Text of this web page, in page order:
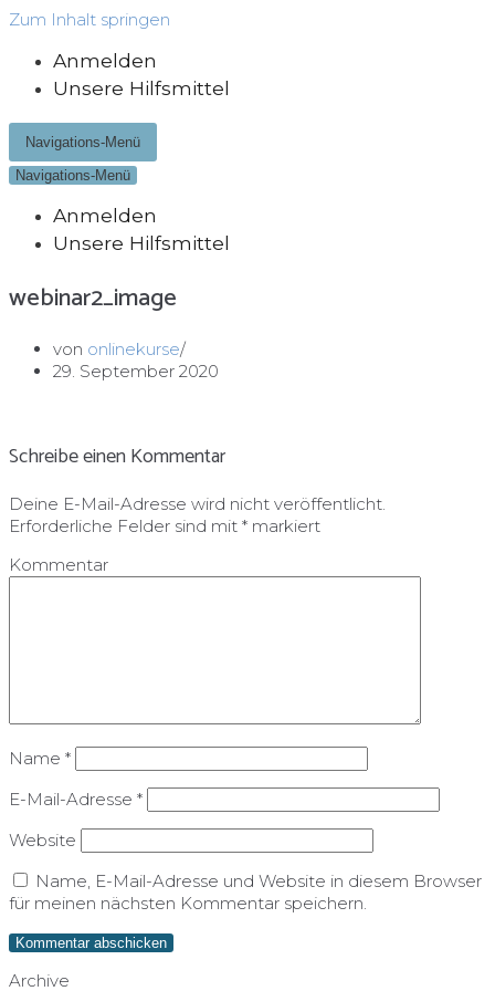
Zum Inhalt springen
Anmelden
Unsere Hilfsmittel
Navigations-Menü
Navigations-Menü
Anmelden
Unsere Hilfsmittel
webinar2_image
von onlinekurse
29. September 2020
Schreibe einen Kommentar
Deine E-Mail-Adresse wird nicht veröffentlicht.
Erforderliche Felder sind mit * markiert
Kommentar
Name *
E-Mail-Adresse *
Website
Name, E-Mail-Adresse und Website in diesem Browser
für meinen nächsten Kommentar speichern.
Archive